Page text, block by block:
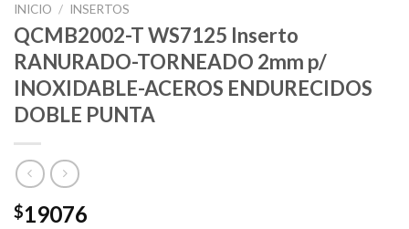
INICIO / INSERTOS
QCMB2002-T WS7125 Inserto
RANURADO-TORNEADO 2mm p/
INOXIDABLE-ACEROS ENDURECIDOS
DOBLE PUNTA
$19076